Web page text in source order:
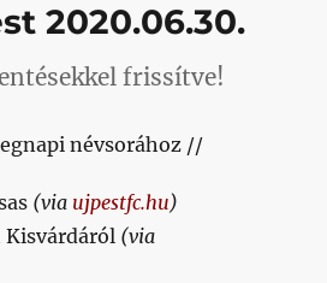
2020.06.30.
frissítve!
névsorához //
(via ujpestfc.hu)
(via